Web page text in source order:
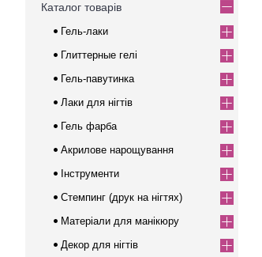
Каталог товарів
Гель-лаки
Глиттерные гелі
Гель-павутинка
Лаки для нігтів
Гель фарба
Акрилове нарощування
Інструменти
Стемпинг (друк на нігтях)
Матеріали для манікюру
Декор для нігтів